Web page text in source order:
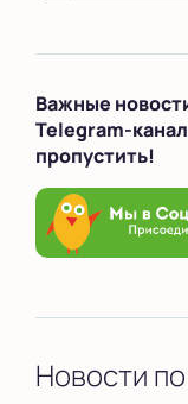
Важные
Telegram-
пропустить!
Новости